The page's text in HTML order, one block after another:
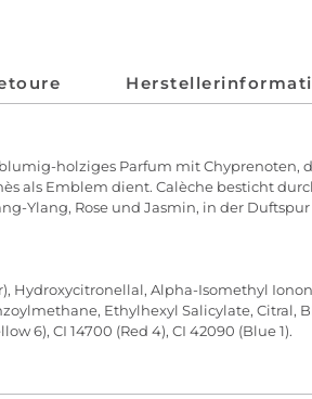
holziges Parfum mit Chyprenoten,
als Emblem dient. Calèche besticht
Ylang, Rose und Jasmin, in der
Hydroxycitronellal, Alpha-Isomethyl
Ethylhexyl Salicylate, Citral,
6), CI 14700 (Red 4), CI 42090 (Blue 1).